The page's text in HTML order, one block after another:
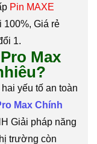
Pin MAXE
100%, Giá rẻ
1.
Max
yếu tố an toàn
Max Chính
Giải pháp năng
trường còn